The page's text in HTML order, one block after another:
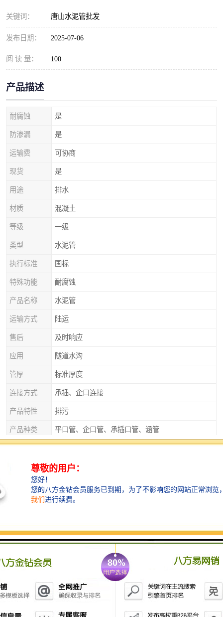
关键词： 唐山水泥管批发
发布日期： 2025-07-06
阅 读 量： 100
产品描述
耐腐蚀 是
防渗漏 是
运输费 可协商
现货 是
用途 排水
材质 混凝土
等级 一级
类型 水泥管
执行标准 国标
特殊功能 耐腐蚀
产品名称 水泥管
运输方式 陆运
售后 及时响应
应用 隧道水沟
管厚 标准厚度
连接方式 承插、企口连接
产品特性 排污
产品种类 平口管、企口管、承插口管、涵管
外观 实心砌块
125
衡水水泥管——广泛应用于各个领域
衡水水泥管不仅应用于市政建设和建筑领域，还广泛应
的应用场景和广泛的适用性，使其成为市场上的热门产